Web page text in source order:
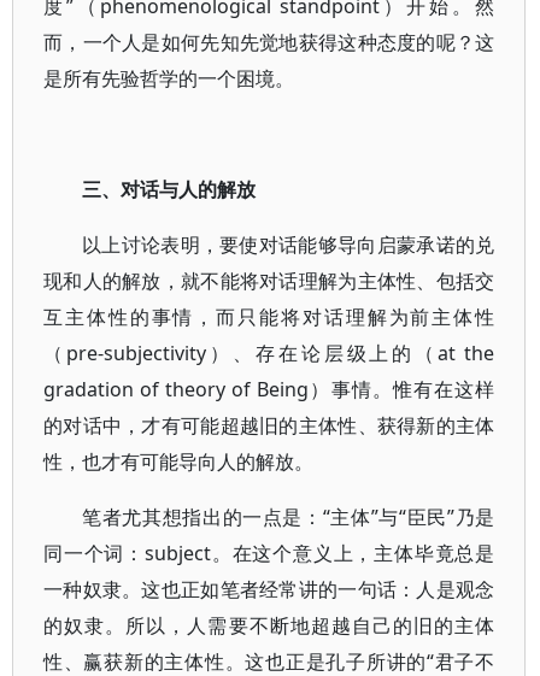
度”（phenomenological standpoint）开始。然
而，一个人是如何先知先觉地获得这种态度的呢？这
是所有先验哲学的一个困境。
三、对话与人的解放
以上讨论表明，要使对话能够导向启蒙承诺的兑
现和人的解放，就不能将对话理解为主体性、包括交
互主体性的事情，而只能将对话理解为前主体性
（pre-subjectivity）、存在论层级上的（at the
gradation of theory of Being）事情。惟有在这样
的对话中，才有可能超越旧的主体性、获得新的主体
性，也才有可能导向人的解放。
笔者尤其想指出的一点是：“主体”与“臣民”乃是
同一个词：subject。在这个意义上，主体毕竟总是
一种奴隶。这也正如笔者经常讲的一句话：人是观念
的奴隶。所以，人需要不断地超越自己的旧的主体
性、赢获新的主体性。这也正是孔子所讲的“君子不